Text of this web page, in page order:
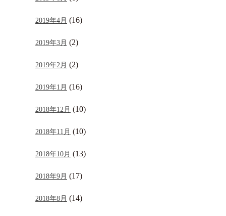
2019年4月 (16)
2019年3月 (2)
2019年2月 (2)
2019年1月 (16)
2018年12月 (10)
2018年11月 (10)
2018年10月 (13)
2018年9月 (17)
2018年8月 (14)